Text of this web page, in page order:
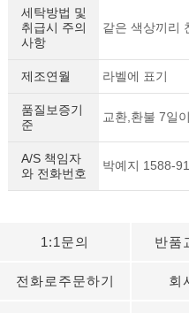
세탁방법 및
취급시 주의
사항
같은 색상끼리
제조연월 라벨에 표기
품질보증기
준
교환,환불 7일
A/S 책임자
와 전화번호
박예지 1588-
1:1문의 반품
전화로주문하기 회